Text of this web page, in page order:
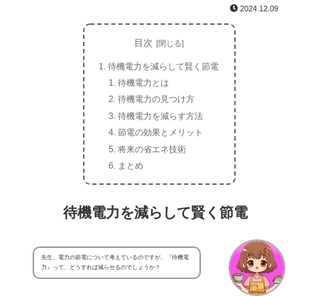
2024.12.09
目次
待機電力を減らして賢く節電
待機電力とは
待機電力の見つけ方
待機電力を減らす方法
節電の効果とメリット
将来の省エネ技術
まとめ
待機電力を減らして賢く節電
先生、電力の節電について考えているのですが、『待機電
力』って、どうすれば減らせるのでしょうか？